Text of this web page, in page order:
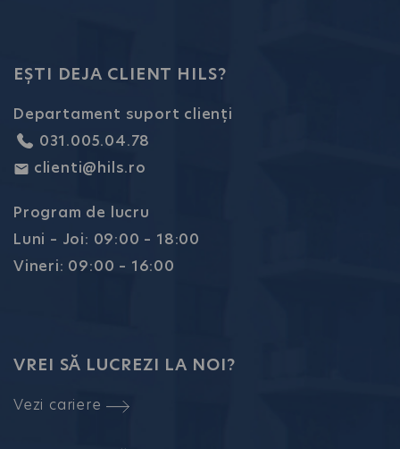
EȘTI DEJA CLIENT HILS?
Departament suport clienți
031.005.04.78
clienti@hils.ro
Program de lucru
Luni – Joi: 09:00 – 18:00
Vineri: 09:00 – 16:00
VREI SĂ LUCREZI LA NOI?
Vezi cariere